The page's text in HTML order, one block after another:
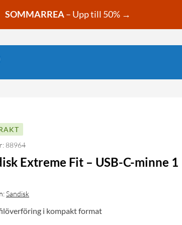
SOMMARREA– Upp till 50% →
88964
Extreme Fit – USB-C-minne 1
Sandisk
i kompakt format